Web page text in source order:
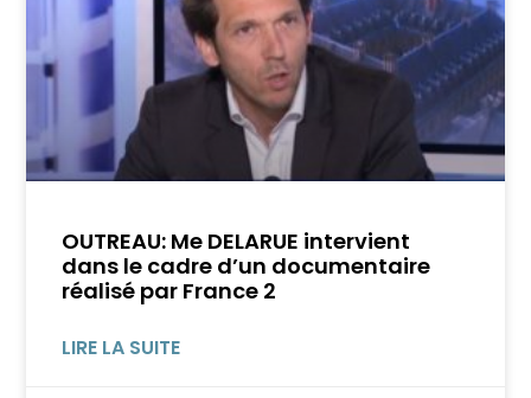
OUTREAU: Me DELARUE intervient
dans le cadre d’un documentaire
réalisé par France 2
LIRE LA SUITE